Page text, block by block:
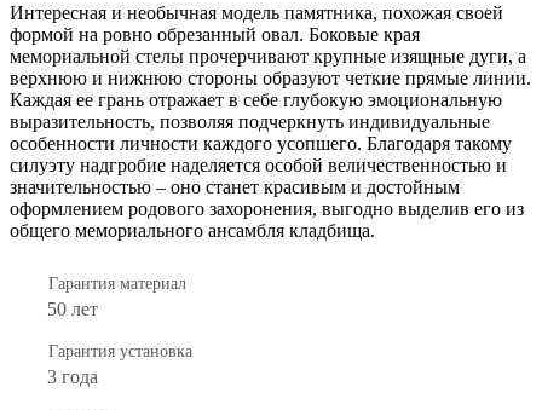
Интересная и необычная модель памятника, похожая своей
формой на ровно обрезанный овал. Боковые края
мемориальной стелы прочерчивают крупные изящные дуги, а
верхнюю и нижнюю стороны образуют четкие прямые линии.
Каждая ее грань отражает в себе глубокую эмоциональную
выразительность, позволяя подчеркнуть индивидуальные
особенности личности каждого усопшего. Благодаря такому
силуэту надгробие наделяется особой величественностью и
значительностью – оно станет красивым и достойным
оформлением родового захоронения, выгодно выделив его из
общего мемориального ансамбля кладбища.
Гарантия материал
50 лет
Гарантия установка
3 года